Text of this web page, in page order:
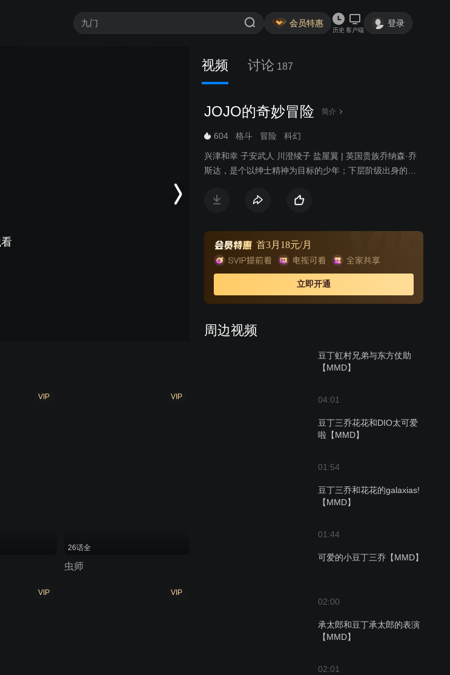
会员特惠
历史 客户端
登录
视频 讨论 187
JOJO的奇妙冒险 简介
604 格斗 冒险 科幻
兴津和幸 子安武人 川澄绫子 盐屋翼 | 英国贵族乔纳森·乔
斯达，是个以绅士精神为目标的少年；下层阶级出身的迪
在他被收为养子后，处处迫害乔纳森。乔纳森为了打倒因
首3月18元/月
立即开通
周边视频
豆丁虹村兄弟与东方仗助
【MMD】
04:01
豆丁三乔花花和DIO太可爱
啦【MMD】
01:54
豆丁三乔和花花的galaxias!
【MMD】
01:44
可爱的小豆丁三乔【MMD】
02:00
承太郎和豆丁承太郎的表演
【MMD】
02:01
VIP VIP
26话全
虫师
VIP VIP